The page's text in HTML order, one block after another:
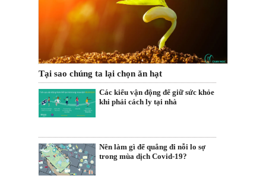
Tại sao chúng ta lại chọn ăn hạt
Các kiểu vận động để giữ sức khỏe
khi phải cách ly tại nhà
Nên làm gì để quẳng đi nỗi lo sợ
trong mùa dịch Covid-19?